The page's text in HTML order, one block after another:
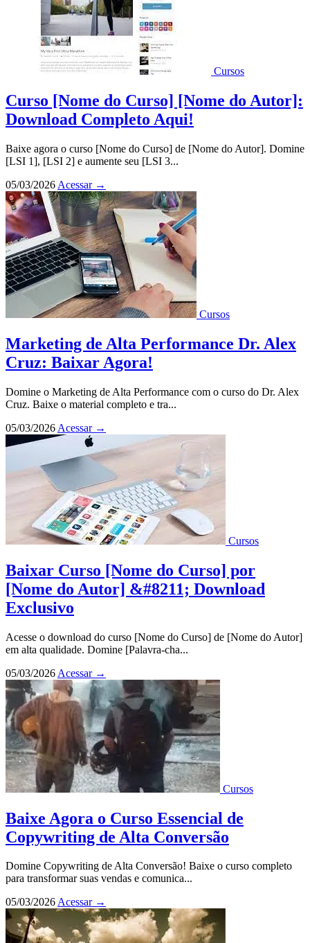
Cursos
Curso [Nome do Curso] [Nome do Autor]:
Download Completo Aqui!
Baixe agora o curso [Nome do Curso] de [Nome do Autor]. Domine
[LSI 1], [LSI 2] e aumente seu [LSI 3...
05/03/2026 Acessar →
Cursos
Marketing de Alta Performance Dr. Alex
Cruz: Baixar Agora!
Domine o Marketing de Alta Performance com o curso do Dr. Alex
Cruz. Baixe o material completo e tra...
05/03/2026 Acessar →
Cursos
Baixar Curso [Nome do Curso] por
[Nome do Autor] &#8211; Download
Exclusivo
Acesse o download do curso [Nome do Curso] de [Nome do Autor]
em alta qualidade. Domine [Palavra-cha...
05/03/2026 Acessar →
Cursos
Baixe Agora o Curso Essencial de
Copywriting de Alta Conversão
Domine Copywriting de Alta Conversão! Baixe o curso completo
para transformar suas vendas e comunica...
05/03/2026Acessar →